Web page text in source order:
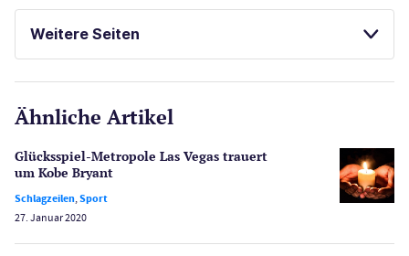
Gesetzgebung
Lotterie
Poker
Weitere Seiten
CasinoOnline.de
PayPal Casinos
Ähnliche Artikel
Glücksspiel-Metropole Las Vegas trauert
um Kobe Bryant
Schlagzeilen,Sport
27. Januar 2020